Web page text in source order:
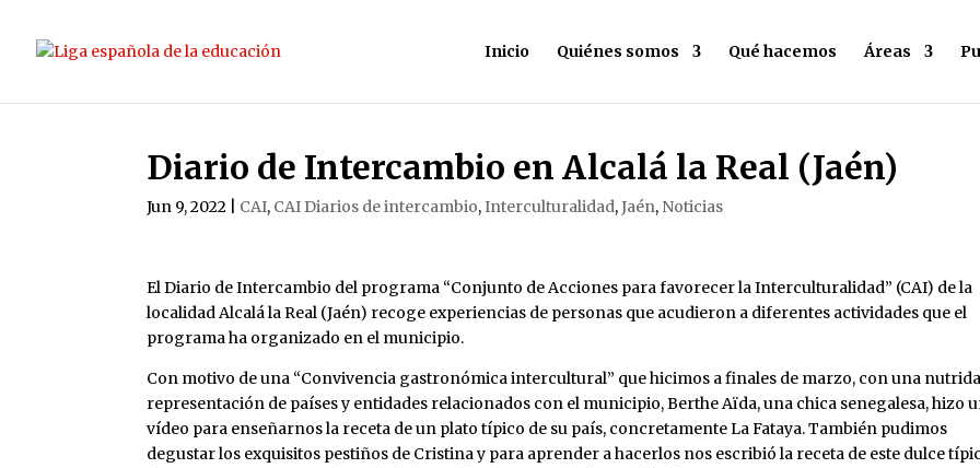
Inicio Quiénes somos Qué hacemos Áreas
Diario de Intercambio en Alcalá la Real (Jaén)
Jun 9, 2022 CAI, CAI Diarios de intercambio,Interculturalidad,Jaén, Noticias
El Diario de Intercambio del programa “Conjunto de Acciones para favorecer la Interculturalidad” (CAI) de la
localidad Alcalá la Real (Jaén) recoge experiencias de personas que acudieron a diferentes actividades que el
programa ha organizado en el municipio.
Con motivo de una “Convivencia gastronómica intercultural” que hicimos a finales de marzo, con una nutrida
representación de países y entidades relacionados con el municipio, Berthe Aïda, una chica senegalesa, hizo
vídeo para enseñarnos la receta de un plato típico de su país, concretamente La Fataya. También pudimos
degustar los exquisitos pestiños de Cristina y para aprender a hacerlos nos escribió la receta de este dulce